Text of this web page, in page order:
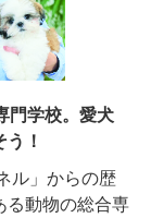
門学校。愛犬
！
ル」からの歴
る動物の総合専